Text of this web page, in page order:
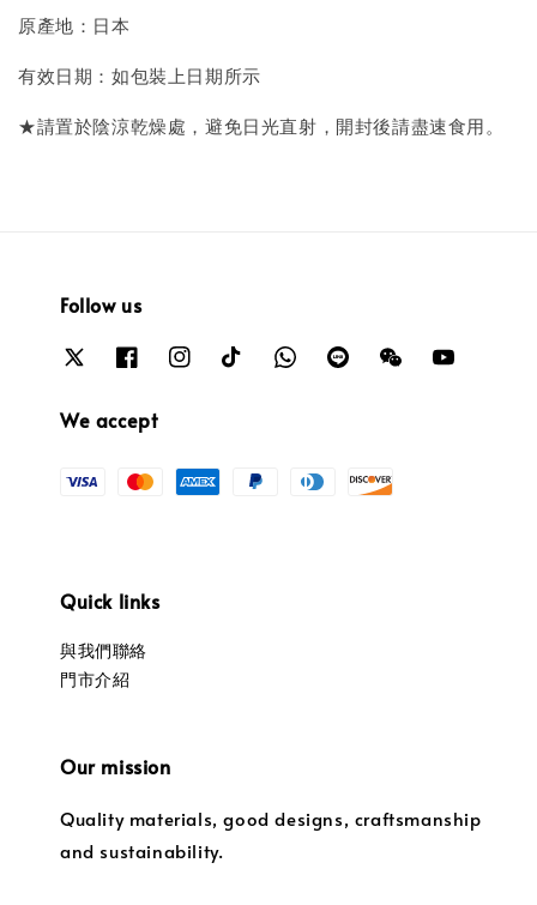
原產地：日本
有效日期：如包裝上日期所示
★請置於陰涼乾燥處，避免日光直射，開封後請盡速食用。
Follow us
We accept
Quick links
與我們聯絡
門市介紹
Our mission
Quality materials, good designs, craftsmanship
and sustainability.